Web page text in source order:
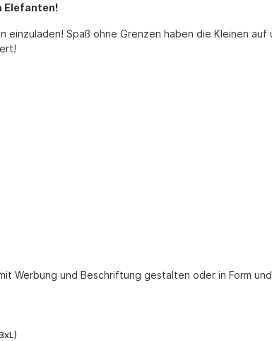
Elefanten!
Spaß ohne Grenzen haben die Kleinen
Werbung und Beschriftung gestalten oder in Form